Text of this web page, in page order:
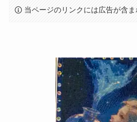
当ページのリンクには広告が含ま